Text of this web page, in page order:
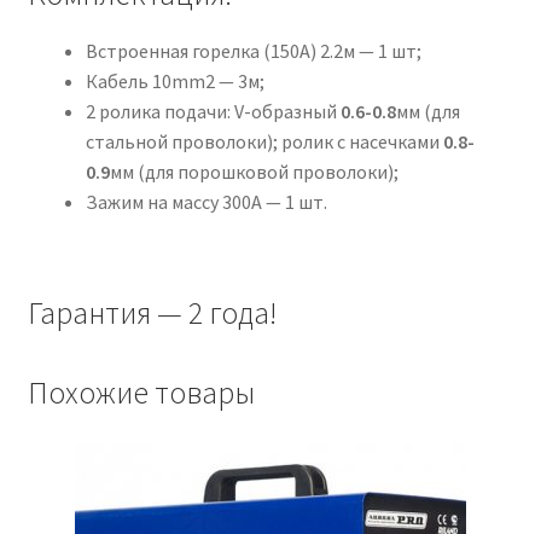
Встроенная горелка (150А) 2.2м — 1 шт;
Кабель 10mm2 — 3м;
2 ролика подачи: V-образный 0.6-0.8мм (для
стальной проволоки); ролик с насечками 0.8-
0.9мм (для порошковой проволоки);
Зажим на массу 300А — 1 шт.
Гарантия — 2 года!
Похожие товары